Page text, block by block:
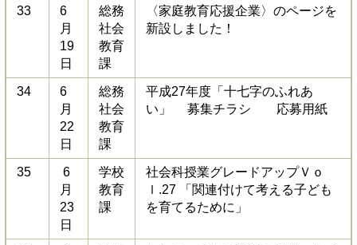
33
6
月
19
日
総務
社会
教育
課
〈家庭教育応援企業〉のページを
新設しました！
34
6
月
22
日
総務
社会
教育
課
平成27年度「十七字のふれあ
い」
募集チラシ 応募用紙
35
6
月
23
日
学校
教育
課
社会科授業グレードアップＶｏ
ｌ.27 「関連付けて考える子ども
を育てるために」